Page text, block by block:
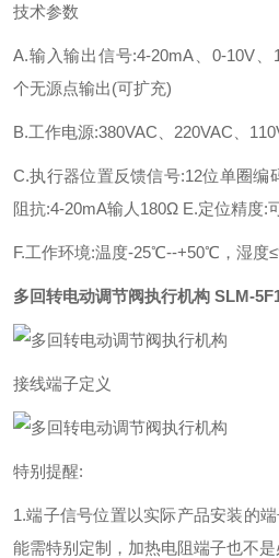
技术参数
A.输入输出信号:4-20mA、0-10V
个无源点输出(可扩充)
B.工作电源:380VAC、220VAC、
C.执行器位置反馈信号:12位单圈编
阻抗:4-20mA输人180Ω E.定位精度:
F.工作环境:温度-25℃--+50℃，湿度
多回转电动调节阀执行机构 SLM-
接线端子定义
特别提醒:
1.端子信号位置以实际产品安装的
能需特别定制，加热电阻端子也不是